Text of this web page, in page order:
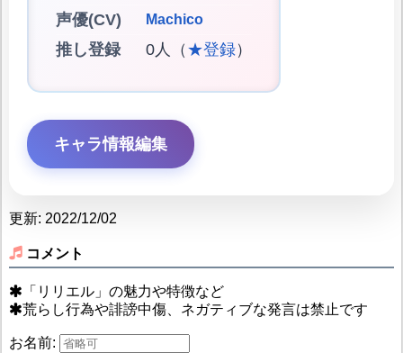
声優(CV)
Machico
推し登録 0人（ ★登録）
キャラ情報編集
更新: 2022/12/02
コメント
「リリエル」の魅力や特徴など
荒らし行為や誹謗中傷、ネガティブな発言は禁止です
お名前: